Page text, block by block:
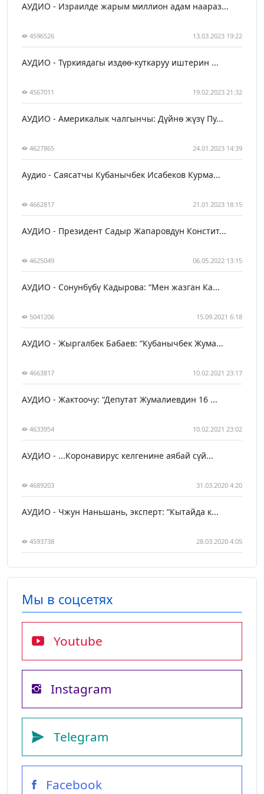
АУДИО - Израилде жарым миллион адам наараз...
4596526 13.03.2023 19:22
АУДИО - Түркиядагы издөө-куткаруу иштерин ...
4567011 19.02.2023 21:32
АУДИО - Америкалык чалгынчы: Дүйнө жүзү Пу...
4627865 24.01.2023 14:39
Аудио - Саясатчы Кубанычбек Исабеков Курма...
4662817 21.01.2023 18:15
АУДИО - Президент Садыр Жапаровдун Констит...
4625049 06.05.2022 13:15
АУДИО - Сонунбүбү Кадырова: “Мен жазган Ка...
5041206 15.09.2021 6:18
АУДИО - Жыргалбек Бабаев: “Кубанычбек Жума...
4663817 10.02.2021 23:17
АУДИО - Жактоочу: “Депутат Жумалиевдин 16 ...
4633954 10.02.2021 23:02
АУДИО - ...Коронавирус келгенине аябай сүй...
4689203 31.03.2020 4:20
АУДИО - Чжун Наньшань, эксперт: “Кытайда к...
4593738 28.03.2020 4:05
Мы в соцсетях
Youtube
Instagram
Telegram
Facebook